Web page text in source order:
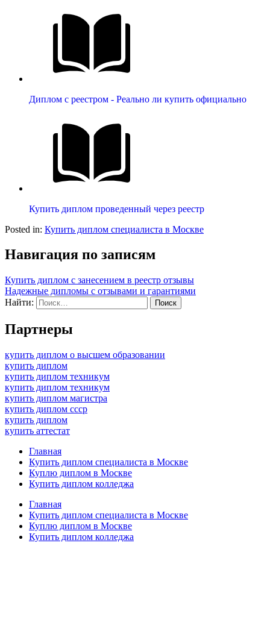
Диплом с реестром - Реально ли купить официально
Купить диплом проведенный через реестр
Posted in: Купить диплом специалиста в Москве
Навигация по записям
Купить диплом с занесением в реестр отзывы
Надежные дипломы с отзывами и гарантиями
Найти:
Партнеры
купить диплом о высшем образовании
купить диплом
купить диплом техникум
купить диплом техникум
купить диплом магистра
купить диплом ссср
купить диплом
купить аттестат
Главная
Купить диплом специалиста в Москве
Куплю диплом в Москве
Купить диплом колледжа
Главная
Купить диплом специалиста в Москве
Куплю диплом в Москве
Купить диплом колледжа